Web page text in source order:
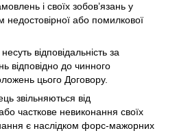
і своїх зобов’язань у
або помилкової
відповідальність за
відповідно до чинного
цього Договору.
звільняються від
часткове невиконання своїх
є наслідком форс-мажорних